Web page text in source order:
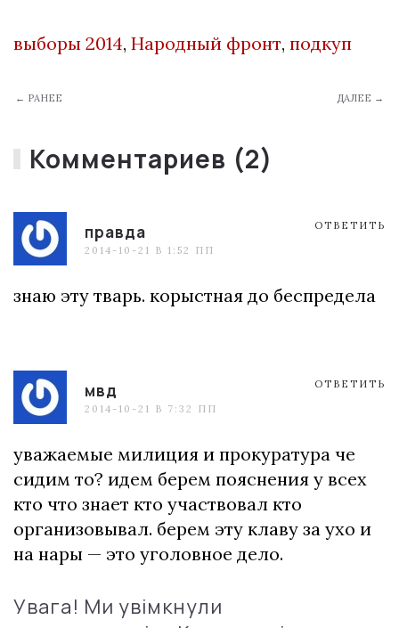
выборы 2014, Народный фронт, подкуп
← РАНЕЕ ДАЛЕЕ →
Комментариев (2)
правда
2014-10-21 В 1:52 ПП
ОТВЕТИТЬ
знаю эту тварь. корыстная до беспредела
мвд
2014-10-21 В 7:32 ПП
ОТВЕТИТЬ
уважаемые милиция и прокуратура че
сидим то? идем берем пояснения у всех
кто что знает кто участвовал кто
организовывал. берем эту клаву за ухо и
на нары — это уголовное дело.
Увага! Ми увімкнули